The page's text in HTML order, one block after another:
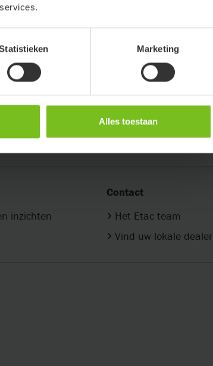
Marketing
Alles toestaan
inzichten
Contact
Het Etac team
Vind uw lokale dealer